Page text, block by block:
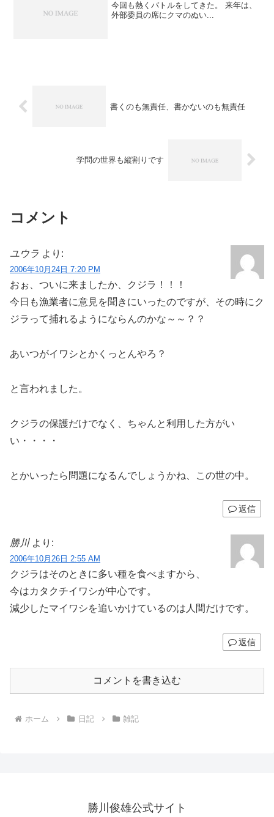
今回も熱くバトルをしてきた。 来年は、
外部委員の席にクマのぬい...
書くのも無責任、書かないのも無責任
学問の世界も縦割りです
コメント
ユウラ より:
2006年10月24日 7:20 PM
おぉ、ついに来ましたか、クジラ！！！
今日も漁業者に意見を聞きにいったのですが、その時にク
ジラって捕れるようにならんのかな～～？？
あいつがイワシとかくっとんやろ？
と言われました。
クジラの保護だけでなく、ちゃんと利用した方がい
い・・・・
とかいったら問題になるんでしょうかね、この世の中。
返信
勝川 より:
2006年10月26日 2:55 AM
クジラはそのときに多い種を食べますから、
今はカタクチイワシが中心です。
減少したマイワシを追いかけているのは人間だけです。
返信
コメントを書き込む
ホーム 日記 雑記
勝川俊雄公式サイト